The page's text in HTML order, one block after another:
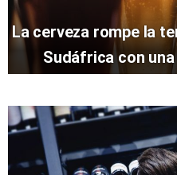
La cerveza rompe la
Sudáfrica con